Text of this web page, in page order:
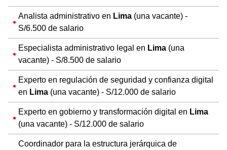
Analista administrativo en Lima (una vacante) -
S/6.500 de salario
Especialista administrativo legal en Lima (una
vacante) - S/8.500 de salario
Experto en regulación de seguridad y confianza digital
en Lima (una vacante) - S/12.000 de salario
Experto en gobierno y transformación digital en Lima
(una vacante) - S/12.000 de salario
Coordinador para la estructura jerárquica de